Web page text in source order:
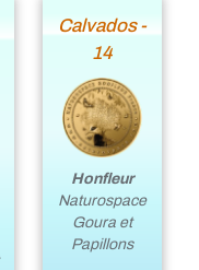
Calvados -
14
Honfleur
Naturospace
Goura et
Papillons